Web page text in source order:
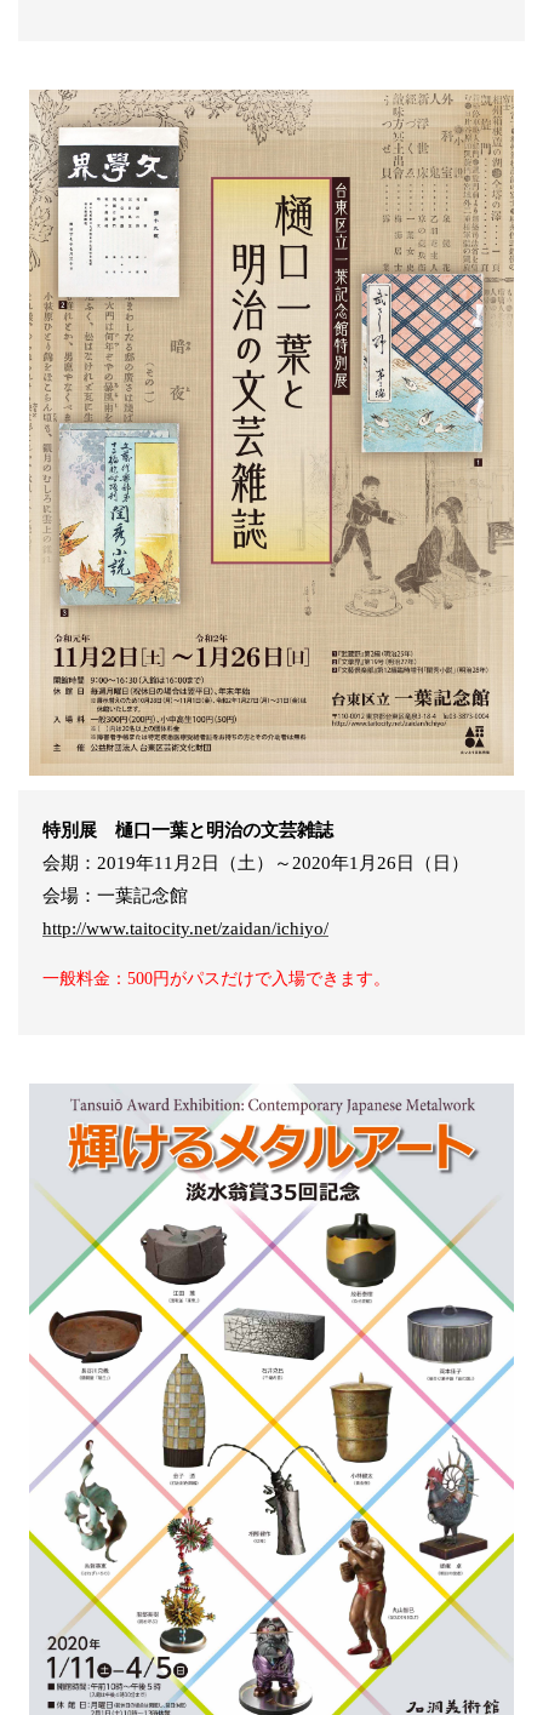
特別展 樋口一葉と明治の文芸雑誌
会期：2019年11月2日（土）～2020年1月26日（日）
会場：一葉記念館
http://www.taitocity.net/zaidan/ichiyo/
一般料金：500円がパスだけで入場できます。